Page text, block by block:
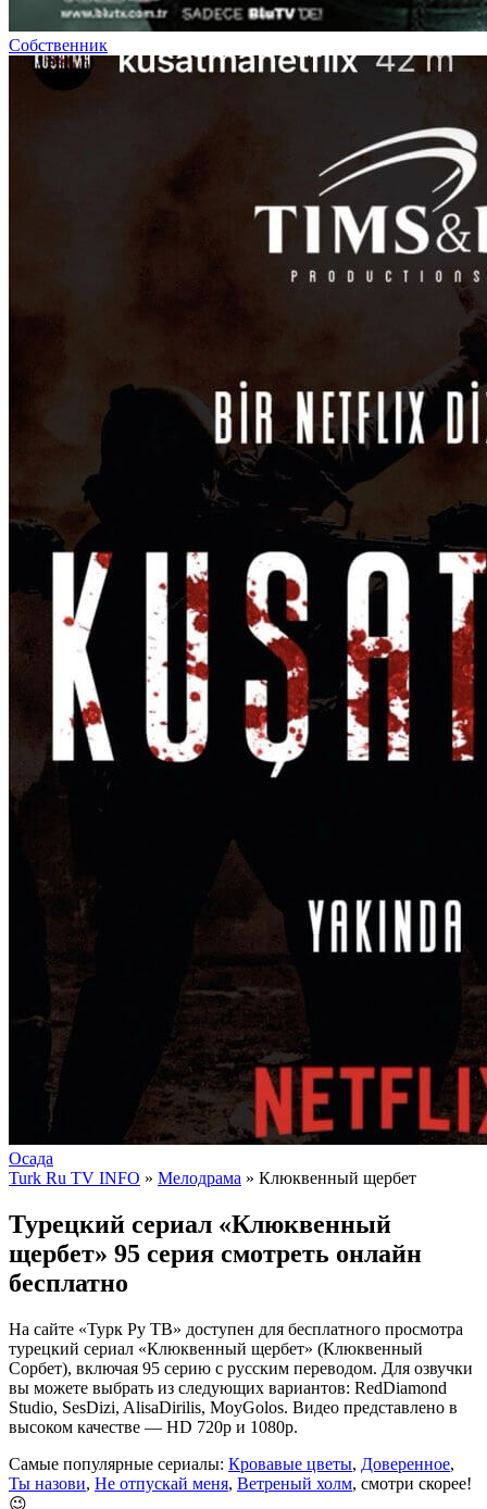
Собственник
Осада
Turk Ru TV INFO » Мелодрама » Клюквенный щербет
Турецкий сериал «Клюквенный
щербет» 95 серия смотреть онлайн
бесплатно
На сайте «Турк Ру ТВ» доступен для бесплатного просмотра
турецкий сериал «Клюквенный щербет» (Клюквенный
Сорбет), включая 95 серию с русским переводом. Для озвучки
вы можете выбрать из следующих вариантов: RedDiamond
Studio, SesDizi, AlisaDirilis, MoyGolos. Видео представлено в
высоком качестве — HD 720p и 1080p.
Самые популярные сериалы: Кровавые цветы, Доверенное,
Ты назови, Не отпускай меня, Ветреный холм, смотри скорее!
😉